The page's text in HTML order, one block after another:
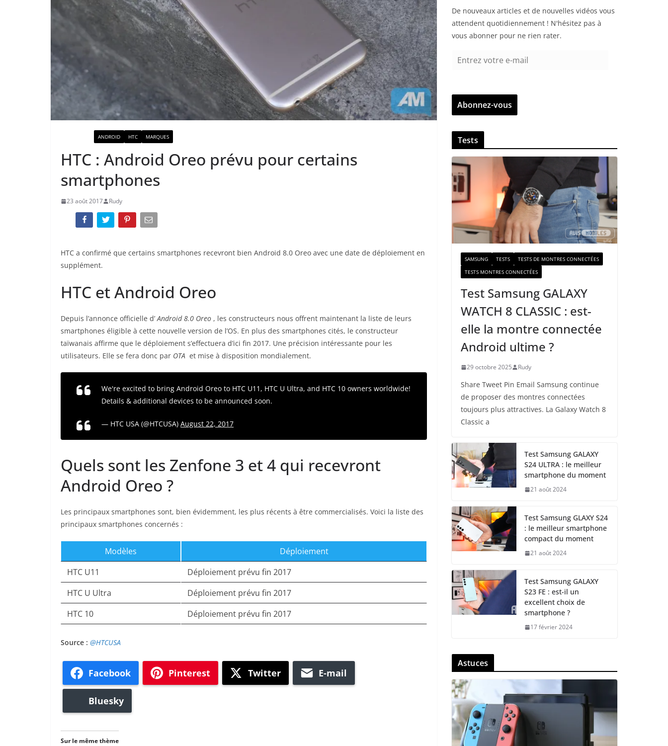
ANDROID HTC MARQUES
HTC : Android Oreo prévu pour certains
smartphones
23 août 2017 Rudy
HTC a confirmé que certains smartphones recevront bien Android 8.0 Oreo avec une date de déploiement en
supplément.
HTC et Android Oreo
Depuis l’annonce officielle d’Android 8.0 Oreo , les constructeurs nous offrent maintenant la liste de leurs
smartphones éligible à cette nouvelle version de l’OS. En plus des smartphones cités, le constructeur
taïwanais affirme que le déploiement s’effectuera d’ici fin 2017. Une précision intéressante pour les
utilisateurs. Elle se fera donc par OTA et mise à disposition mondialement.
We're excited to bring Android Oreo to HTC U11, HTC U Ultra, and HTC 10 owners worldwide!
Details & additional devices to be announced soon.
— HTC USA (@HTCUSA) August 22, 2017
Quels sont les Zenfone 3 et 4 qui recevront
Android Oreo ?
Les principaux smartphones sont, bien évidemment, les plus récents à être commercialisés. Voici la liste des
principaux smartphones concernés :
Modèles
Déploiement
HTC U11
Déploiement prévu fin 2017
HTC U Ultra
Déploiement prévu fin 2017
HTC 10
Déploiement prévu fin 2017
Source : @HTCUSA
Facebook Pinterest Twitter E-mail
Bluesky
Sur le même thème
De nouveaux articles et de nouvelles vidéos vous
attendent quotidiennement ! N'hésitez pas à
vous abonner pour ne rien rater.
r
z
v
t
r
e
e
-
a
i
Abonnez-vous
Tests
SAMSUNG TESTS
TESTS DE MONTRES CONNECTÉES
TESTS MONTRES CONNECTÉES
Test Samsung GALAXY
WATCH 8 CLASSIC : est-
elle la montre connectée
Android ultime ?
29 octobre 2025 Rudy
Share Tweet Pin Email Samsung continue
de proposer des montres connectées
toujours plus attractives. La Galaxy Watch 8
Classic a
Test Samsung GALAXY
S24 ULTRA : le meilleur
smartphone du moment
21 août 2024
Test Samsung GLAXY S24
: le meilleur smartphone
compact du moment
21 août 2024
Test Samsung GALAXY
S23 FE : est-il un
excellent choix de
smartphone ?
17 février 2024
Astuces